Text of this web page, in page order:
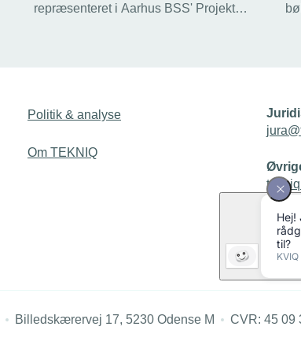
repræsenteret i Aarhus BSS' Projekt
Politik & analyse
Om TEKNIQ
Billedskærervej 17, 5230 Odense M CVR: 45 09